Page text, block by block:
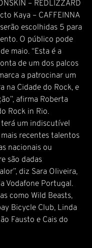
– REDLIZZARD
Kaya – CAFFEINNA
escolhidas 5 para
O público pode
maio. “Esta é a
de um dos palcos
a patrocinar um
na Cidade do Rock, e
afirma Roberta
Rock in Rio.
terá um indiscutível
recentes talentos
nacionais ou
são dadas
diz Sara Oliveira,
Vodafone Portugal.
como Wild Beasts,
Bicycle Club, Linda
Fausto e Cais do